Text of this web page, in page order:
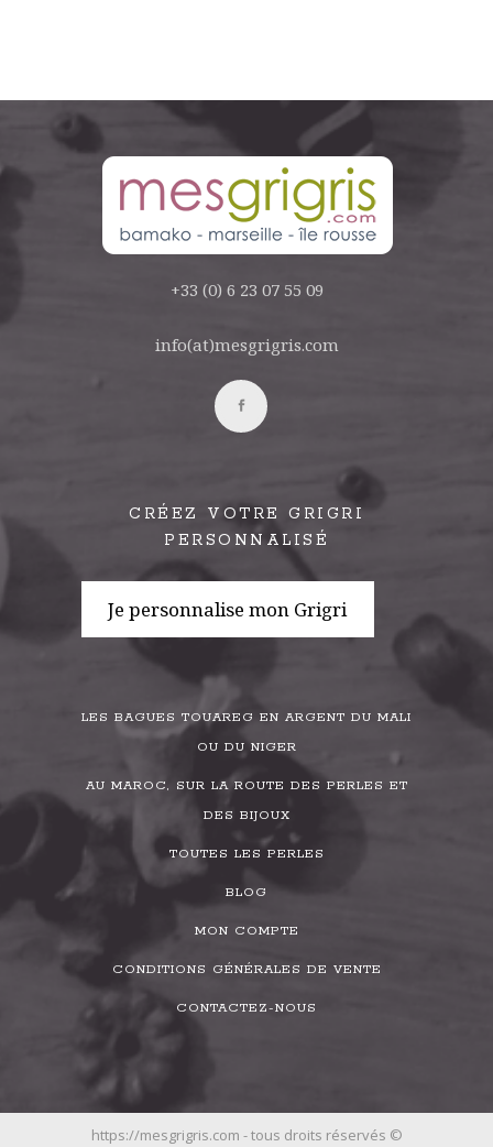
+33 (0) 6 23 07 55 09
info(at)mesgrigris.com
CRÉEZ VOTRE GRIGRI
PERSONNALISÉ
Je personnalise mon Grigri
LES BAGUES TOUAREG EN ARGENT DU MALI
OU DU NIGER
AU MAROC, SUR LA ROUTE DES PERLES ET
DES BIJOUX
TOUTES LES PERLES
BLOG
MON COMPTE
CONDITIONS GÉNÉRALES DE VENTE
CONTACTEZ-NOUS
https://mesgrigris.com - tous droits réservés ©